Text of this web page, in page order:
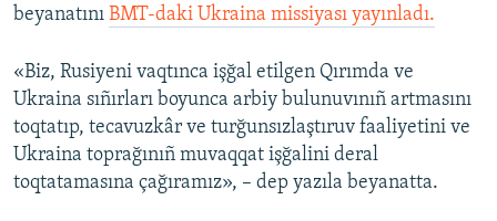
beyanatını BMT-daki Ukraina missiyası yayınladı.
«Biz, Rusiyeni vaqtınca işğal etilgen Qırımda ve
Ukraina sıñırları boyunca arbiy bulunuvınıñ artmasını
toqtatıp, tecavuzkâr ve turğunsızlaştıruv faaliyetini ve
Ukraina toprağınıñ muvaqqat işğalini deral
toqtatamasına çağıramız», – dep yazıla beyanatta.